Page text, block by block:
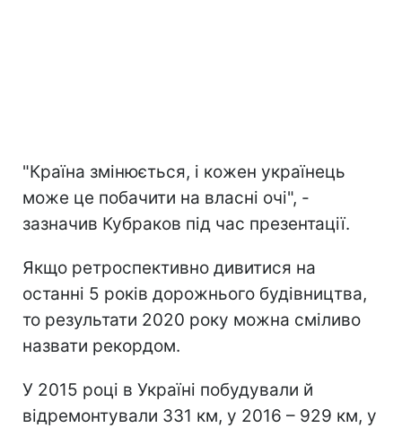
"Країна змінюється, і кожен українець
може це побачити на власні очі", -
зазначив Кубраков під час презентації.
Якщо ретроспективно дивитися на
останні 5 років дорожнього будівництва,
то результати 2020 року можна сміливо
назвати рекордом.
У 2015 році в Україні побудували й
відремонтували 331 км, у 2016 – 929 км, у